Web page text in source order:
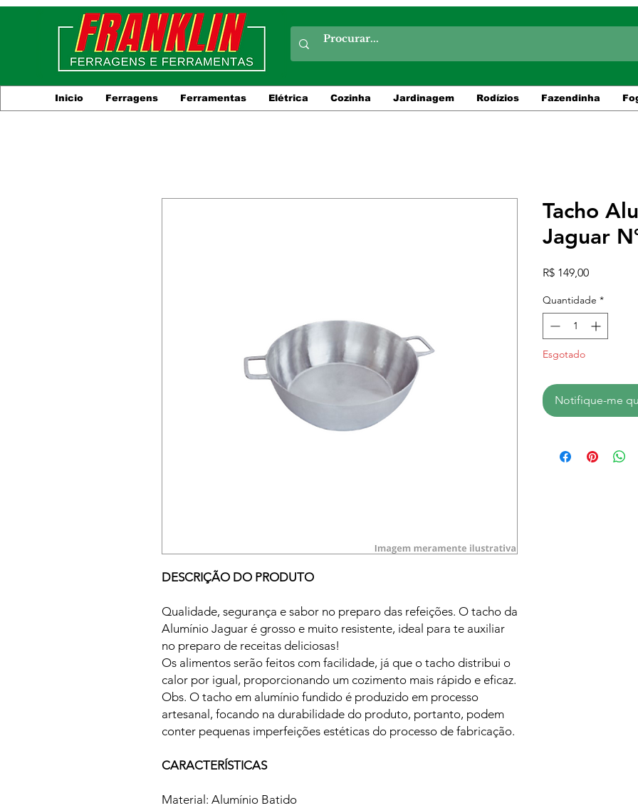
Inicio Ferragens Ferramentas Elétrica Cozinha Jardinagem Rodízios Fazendinha
DESCRIÇÃO DO PRODUTO
Qualidade, segurança e sabor no preparo das refeições. O tacho da
Alumínio Jaguar é grosso e muito resistente, ideal para te auxiliar
no preparo de receitas deliciosas!
Os alimentos serão feitos com facilidade, já que o tacho distribui o
calor por igual, proporcionando um cozimento mais rápido e eficaz.
Obs. O tacho em alumínio fundido é produzido em processo
artesanal, focando na durabilidade do produto, portanto, podem
conter pequenas imperfeições estéticas do processo de fabricação.
CARACTERÍSTICAS
Material: Alumínio Batido
Tacho
Jaguar
R$ 149,00Preço
Quantidade *
Esgotado
Notifique-me